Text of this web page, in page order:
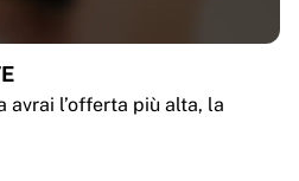
avrai l’offerta più alta, la